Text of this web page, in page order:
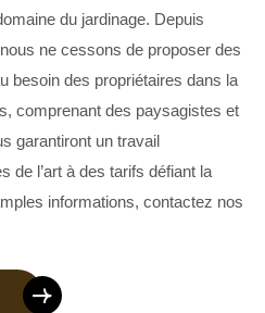
du jardinage. Depuis
ne cessons de proposer des
besoin des propriétaires dans la
comprenant des paysagistes et
garantiront un travail
de l’art à des tarifs défiant la
informations, contactez nos